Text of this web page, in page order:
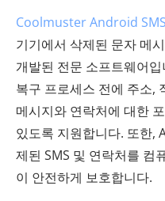
Coolmuster Android
기기에서 삭제된 문자 메
개발된 전문 소프트웨어
복구 프로세스 전에 주소,
메시지와 연락처에 대한
있도록 지원합니다. 또한,
제된 SMS 및 연락처를 컴
이 안전하게 보호합니다.